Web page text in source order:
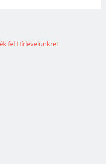
fel Hírlevelünkre!